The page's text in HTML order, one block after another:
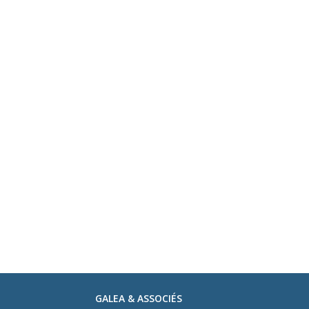
GALEA & ASSOCIÉS